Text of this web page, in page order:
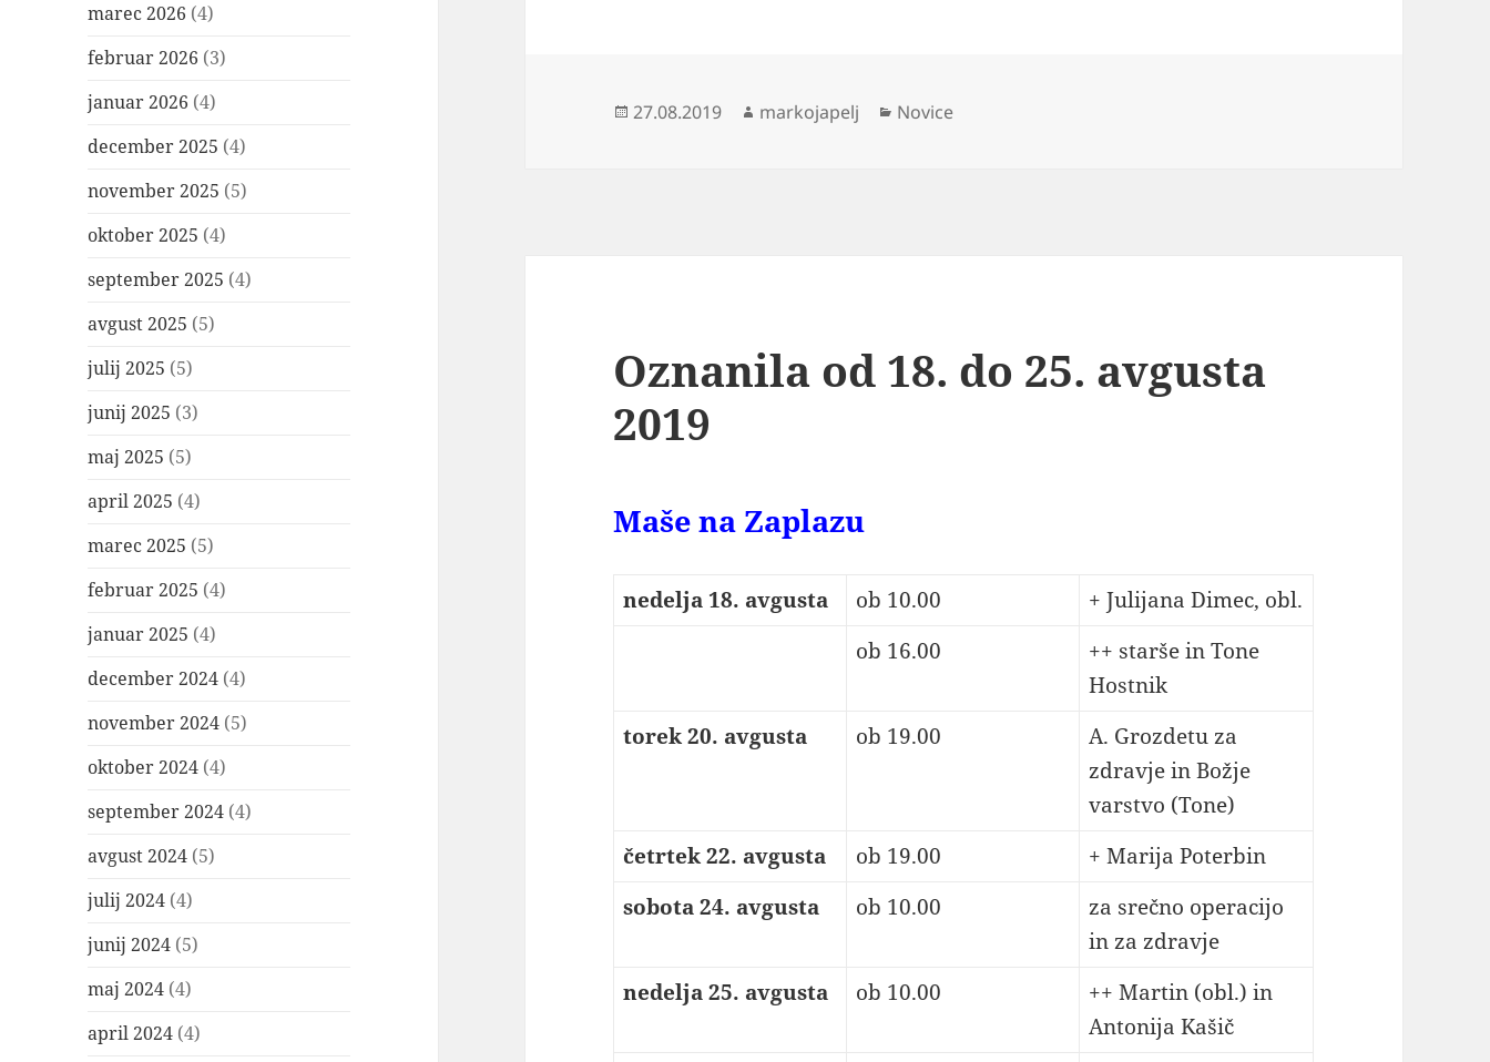
marec 2026 (4)
februar 2026 (3)
januar 2026 (4)
december 2025 (4)
november 2025 (5)
oktober 2025 (4)
september 2025 (4)
avgust 2025 (5)
julij 2025 (5)
junij 2025 (3)
maj 2025 (5)
april 2025 (4)
marec 2025 (5)
februar 2025 (4)
januar 2025 (4)
december 2024 (4)
november 2024 (5)
oktober 2024 (4)
september 2024 (4)
avgust 2024 (5)
julij 2024 (4)
junij 2024 (5)
maj 2024 (4)
april 2024 (4)
Objavljeno
27.08.2019 Avtor
markojapelj Kategorije
Novice
Oznanila od 18. do 25. avgusta
2019
Maše na Zaplazu
nedelja 18. avgusta ob 10.00
+ Julijana Dimec, obl.
ob 16.00
++ starše in Tone
Hostnik
torek 20. avgusta
ob 19.00
A. Grozdetu za
zdravje in Božje
varstvo (Tone)
četrtek 22. avgusta
ob 19.00
+ Marija Poterbin
sobota 24. avgusta
ob 10.00
za srečno operacijo
in za zdravje
nedelja 25. avgusta
ob 10.00
++ Martin (obl.) in
Antonija Kašič